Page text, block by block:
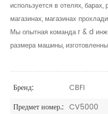
используется в отелях, барах,
магазинах, магазинах
Мы опытная команда r & d
размера машины,
Бренд:
CBFI
Предмет номер.: CV5000